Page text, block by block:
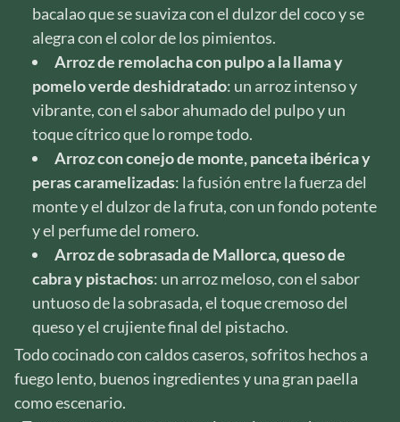
bacalao que se suaviza con el dulzor del coco y se
alegra con el color de los pimientos.
Arroz de remolacha con pulpo a la llama y
pomelo verde deshidratado: un arroz intenso y
vibrante, con el sabor ahumado del pulpo y un
toque cítrico que lo rompe todo.
Arroz con conejo de monte, panceta ibérica y
peras caramelizadas: la fusión entre la fuerza del
monte y el dulzor de la fruta, con un fondo potente
y el perfume del romero.
Arroz de sobrasada de Mallorca, queso de
cabra y pistachos: un arroz meloso, con el sabor
untuoso de la sobrasada, el toque cremoso del
queso y el crujiente final del pistacho.
Todo cocinado con caldos caseros, sofritos hechos a
fuego lento, buenos ingredientes y una gran paella
como escenario.